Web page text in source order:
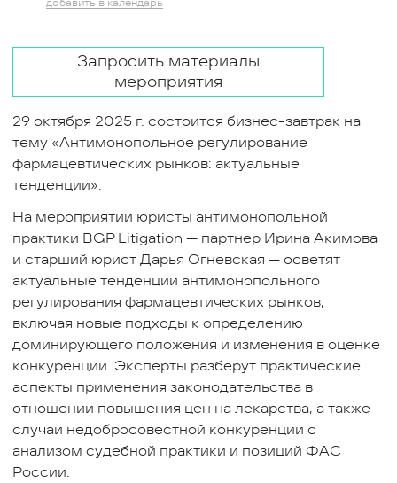
Запросить материалы
мероприятия
29 октября 2025 г. состоится бизнес-завтрак на
тему «Антимонопольное регулирование
фармацевтических рынков: актуальные
тенденции».
На мероприятии юристы антимонопольной
практики BGP Litigation — партнер Ирина Акимова
и старший юрист Дарья Огневская — осветят
актуальные тенденции антимонопольного
регулирования фармацевтических рынков,
включая новые подходы к определению
доминирующего положения и изменения в оценке
конкуренции. Эксперты разберут практические
аспекты применения законодательства в
отношении повышения цен на лекарства, а также
случаи недобросовестной конкуренции с
анализом судебной практики и позиций ФАС
России.